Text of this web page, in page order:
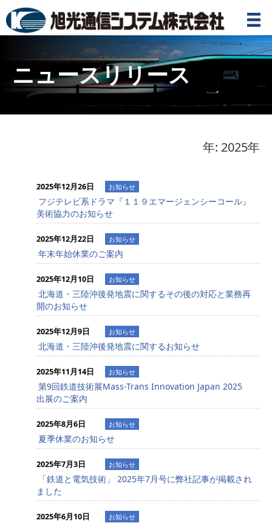
ニュースリリース
年: 2025年
2025年12月26日 お知らせ
フジテレビ系ドラマ『１１９エマージェンシーコール』
美術協力のお知らせ
2025年12月22日 お知らせ
年末年始休業のご案内
2025年12月10日 お知らせ
北海道・三陸沖後発地震に関するその後の対応と業務再
開のお知らせ
2025年12月9日 お知らせ
北海道・三陸沖後発地震に関するお知らせ
2025年11月14日 お知らせ
第9回鉄道技術展Mass-Trans Innovation Japan 2025
出展のご案内
2025年8月6日 お知らせ
夏季休業のお知らせ
2025年7月3日 お知らせ
「鉄道と電気技術」 2025年7月号に弊社記事が掲載され
ました
2025年6月10日 お知らせ